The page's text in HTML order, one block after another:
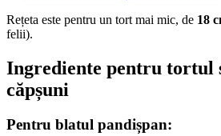
Rețeta este pentru un tort mai mic, de 18
felii).
Ingrediente pentru tortul
căpșuni
Pentru blatul pandișpan: